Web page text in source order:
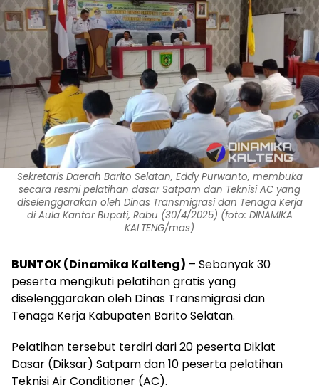
Sekretaris Daerah Barito Selatan, Eddy Purwanto, membuka
secara resmi pelatihan dasar Satpam dan Teknisi AC yang
diselenggarakan oleh Dinas Transmigrasi dan Tenaga Kerja
di Aula Kantor Bupati, Rabu (30/4/2025) (foto: DINAMIKA
KALTENG/mas)
BUNTOK (Dinamika Kalteng) – Sebanyak 30
peserta mengikuti pelatihan gratis yang
diselenggarakan oleh Dinas Transmigrasi dan
Tenaga Kerja Kabupaten Barito Selatan.
Pelatihan tersebut terdiri dari 20 peserta Diklat
Dasar (Diksar) Satpam dan 10 peserta pelatihan
Teknisi Air Conditioner (AC).